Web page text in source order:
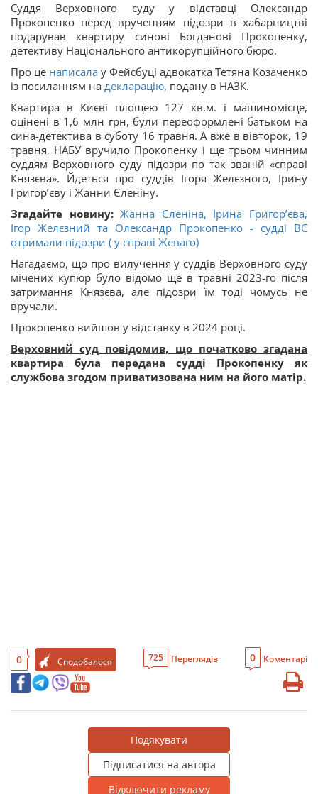
Суддя Верховного суду у відставці Олександр
Прокопенко перед врученням підозри в хабарництві
подарував квартиру синові Богданові Прокопенку,
детективу Національного антикорупційного бюро.
Про це написала у Фейсбуці адвокатка Тетяна Козаченко
із посиланням на декларацію, подану в НАЗК.
Квартира в Києві площею 127 кв.м. і машиномісце,
оцінені в 1,6 млн грн, були переоформлені батьком на
сина-детектива в суботу 16 травня. А вже в вівторок, 19
травня, НАБУ вручило Прокопенку і ще трьом чинним
суддям Верховного суду підозри по так званій «справі
Князєва». Йдеться про суддів Ігоря Желєзного, Ірину
Григорʼєву і Жанни Єленіну.
Згадайте новину: Жанна Єленіна, Ірина Григорʼєва,
Ігор Желєзний та Олександр Прокопенко - судді ВС
отримали підозри ( у справі Жеваго)
Нагадаємо, що про вилучення у суддів Верховного суду
мічених купюр було відомо ще в травні 2023-го після
затримання Князєва, але підозри їм тоді чомусь не
вручали.
Прокопенко вийшов у відставку в 2024 році.
Верховний суд повідомив, що початково згадана
квартира була передана судді Прокопенку як
службова згодом приватизована ним на його матір.
0 Сподобалося 725 Переглядів 0 Коментарі
Подякувати
Підписатися на автора
Відключити рекламу